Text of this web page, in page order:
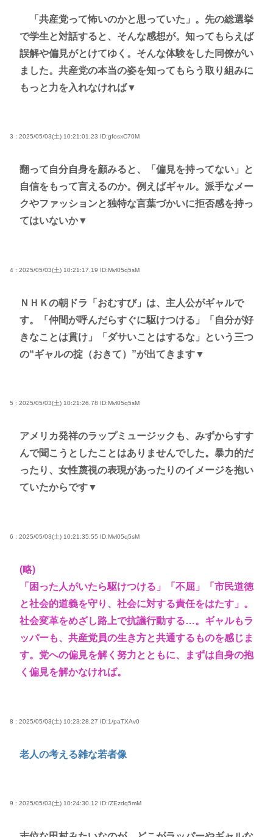
「共産党って怖いのかと思っていた」。先の総選挙
で学生と対話すると、そんな感想が。知ってもらえば
誤解や偏見がとけてゆく。そんな体験をした同僚がい
ました。共産党の本当の姿を知ってもらう取り組みに
もっと力を入れなければ▼
3 : 2025/05/03(土) 10:21:01.23 ID:gfosxC70M
翻って自分自身を顧みると、「偏見を持ってない」と
自信をもって言えるのか。例えばギャル。派手なメー
クやファッションと独特な言葉づかいに拒否感を持っ
てはいないか▼
4 : 2025/05/03(土) 10:21:17.19 ID:Mvl05q5sM
ＮＨＫの朝ドラ「おむすび」は、主人公がギャルで
す。「仲間が呼んだらすぐに駆けつける」「自分が好
きなことは貫け」「ダサいことはするな」という三つ
の“ギャルの掟（おきて）”が出てきます▼
5 : 2025/05/03(土) 10:21:26.78 ID:Mvl05q5sM
アメリカ発祥のラップミュージックも、みずからすす
んで聞こうとしたことはありませんでした。暴力的だ
ったり、女性蔑視の表現があったりのイメージを抱い
ていたからです▼
6 : 2025/05/03(土) 10:21:35.55 ID:Mvl05q5sM
(略)
「困った人がいたら駆けつける」「不屈」「市民道徳
と社会的道義を守り、社会に対する責任をはたす」。
社会変革をめざし路上で抗議行動する…。ギャルもラ
ッパーも、共産党員の生き方と共通するものを感じま
す。党への偏見を解く努力とともに、まずは自身の抱
く偏見を解かなければ。
8 : 2025/05/03(土) 10:23:28.27 ID:1/paTXAv0
老人の考える雑な若者像
9 : 2025/05/03(土) 10:24:30.12 ID:/ZEzdq5mM